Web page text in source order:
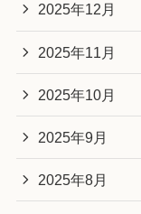
2025年12月
2025年11月
2025年10月
2025年9月
2025年8月